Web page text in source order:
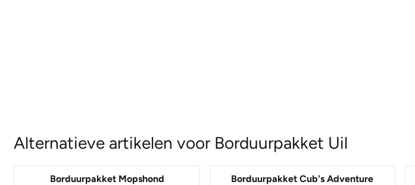
Alternatieve artikelen voor Borduurpakket Uil
Borduurpakket Mopshond Borduurpakket Cub's Adventure